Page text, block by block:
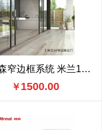
欧迪森窄边框系统 米兰16窄边平开门
￥1500.00